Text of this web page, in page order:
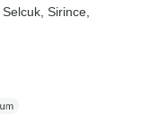
, Selcuk , Sirince